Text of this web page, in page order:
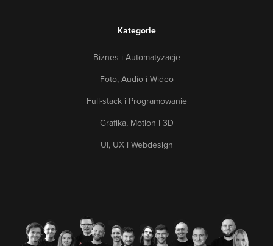
Kategorie
Biznes i Automatyzacje
Foto, Audio i Wideo
Full-stack i Programowanie
Grafika, Motion i 3D
UI, UX i Webdesign